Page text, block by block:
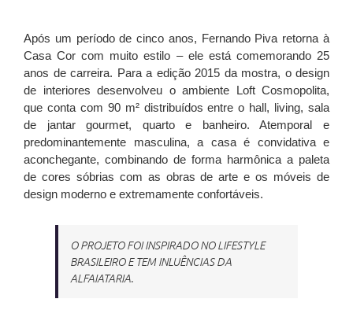
Após um período de cinco anos, Fernando Piva retorna à
Casa Cor com muito estilo – ele está comemorando 25
anos de carreira. Para a edição 2015 da mostra, o design
de interiores desenvolveu o ambiente Loft Cosmopolita,
que conta com 90 m² distribuídos entre o hall, living, sala
de jantar gourmet, quarto e banheiro. Atemporal e
predominantemente masculina, a casa é convidativa e
aconchegante, combinando de forma harmônica a paleta
de cores sóbrias com as obras de arte e os móveis de
design moderno e extremamente confortáveis.
O PROJETO FOI INSPIRADO NO LIFESTYLE
BRASILEIRO E TEM INLUÊNCIAS DA
ALFAIATARIA.